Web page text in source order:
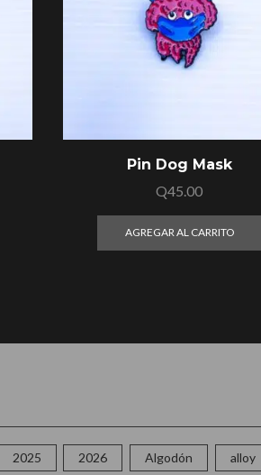
Pin Dog Mask
Q45.00
AGREGAR AL CARRITO
2025 2026 Algodón alloy